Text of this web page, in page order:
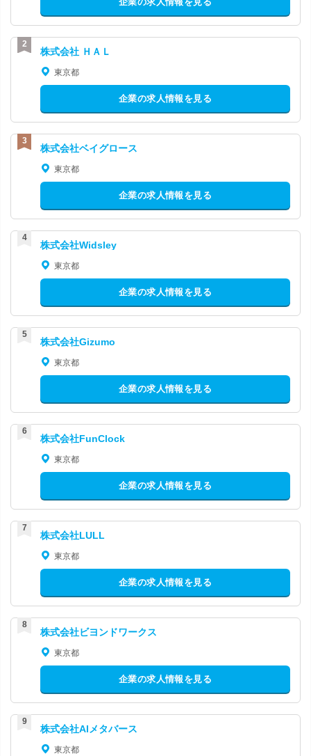
株式会社 ＨＡＬ
東京都
企業の求人情報を見る
株式会社ベイグロース
東京都
企業の求人情報を見る
株式会社Widsley
東京都
企業の求人情報を見る
株式会社Gizumo
東京都
企業の求人情報を見る
株式会社FunClock
東京都
企業の求人情報を見る
株式会社LULL
東京都
企業の求人情報を見る
株式会社ビヨンドワークス
東京都
企業の求人情報を見る
株式会社AIメタバース
東京都